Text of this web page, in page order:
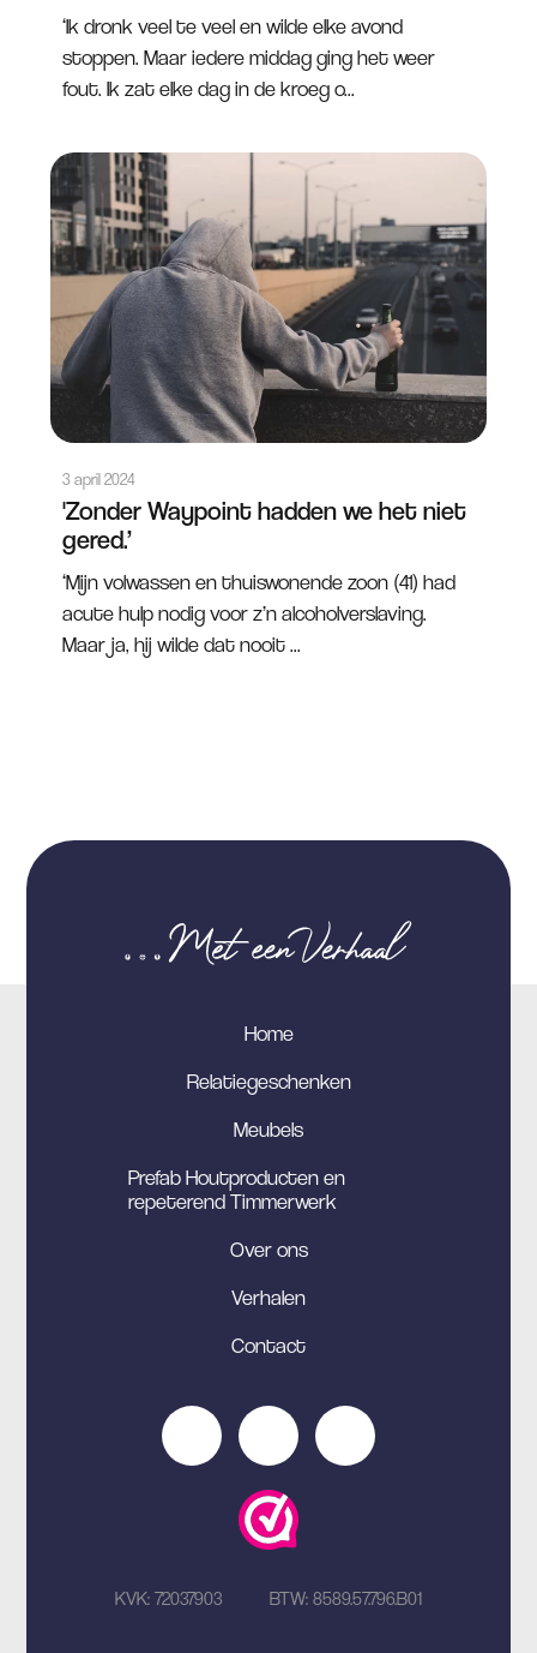
‘Ik dronk veel te veel en wilde elke avond
stoppen. Maar iedere middag ging het weer
fout. Ik zat elke dag in de kroeg o...
3 april 2024
'Zonder Waypoint hadden we het niet
gered.’
‘Mijn volwassen en thuiswonende zoon (41) had
acute hulp nodig voor z’n alcoholverslaving.
Maar ja, hij wilde dat nooit ...
Home
Relatiegeschenken
Meubels
Prefab Houtproducten en
repeterend Timmerwerk
Over ons
Verhalen
Contact
KVK: 72037903 BTW: 8589.57.796.B01